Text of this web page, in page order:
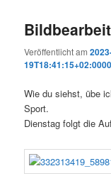
Veröffentlicht am
Wie du siehst, übe
Sport.
Dienstag folgt die